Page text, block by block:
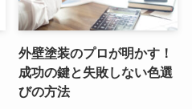
外壁塗装のプロが明かす！
成功の鍵と失敗しない色選
びの方法